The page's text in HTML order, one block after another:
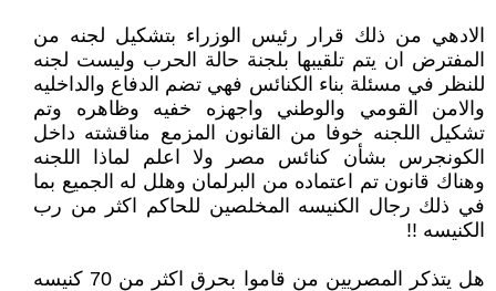
الادهي من ذلك قرار رئيس الوزراء بتشكيل لجنه من
المفترض ان يتم تلقيبها بلجنة حالة الحرب وليست لجنه
للنظر في مسئلة بناء الكنائس فهي تضم الدفاع والداخليه
والامن القومي والوطني واجهزه خفيه وظاهره وتم
تشكيل اللجنه خوفا من القانون المزمع مناقشته داخل
الكونجرس بشأن كنائس مصر ولا اعلم لماذا اللجنه
وهناك قانون تم اعتماده من البرلمان وهلل له الجميع بما
في ذلك رجال الكنيسه المخلصين للحاكم اكثر من رب
الكنيسه !!
هل يتذكر المصريين من قاموا بحرق اكثر من 70 كنيسه